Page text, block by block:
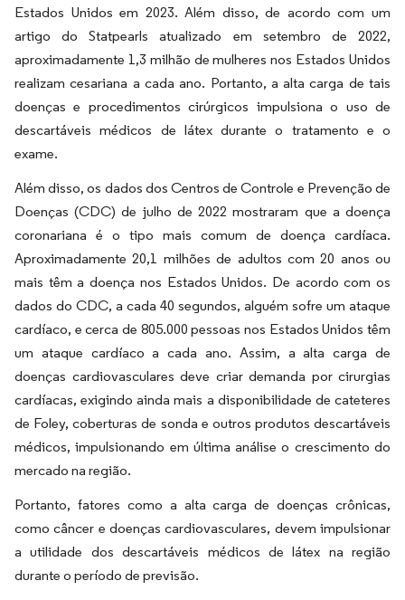
Estados Unidos em 2023. Além disso, de acordo com um
artigo do Statpearls atualizado em setembro de 2022,
aproximadamente 1,3 milhão de mulheres nos Estados Unidos
realizam cesariana a cada ano. Portanto, a alta carga de tais
doenças e procedimentos cirúrgicos impulsiona o uso de
descartáveis médicos de látex durante o tratamento e o
exame.
Além disso, os dados dos Centros de Controle e Prevenção de
Doenças (CDC) de julho de 2022 mostraram que a doença
coronariana é o tipo mais comum de doença cardíaca.
Aproximadamente 20,1 milhões de adultos com 20 anos ou
mais têm a doença nos Estados Unidos. De acordo com os
dados do CDC, a cada 40 segundos, alguém sofre um ataque
cardíaco, e cerca de 805.000 pessoas nos Estados Unidos têm
um ataque cardíaco a cada ano. Assim, a alta carga de
doenças cardiovasculares deve criar demanda por cirurgias
cardíacas, exigindo ainda mais a disponibilidade de cateteres
de Foley, coberturas de sonda e outros produtos descartáveis
médicos, impulsionando em última análise o crescimento do
mercado na região.
Portanto, fatores como a alta carga de doenças crônicas,
como câncer e doenças cardiovasculares, devem impulsionar
a utilidade dos descartáveis médicos de látex na região
durante o período de previsão.